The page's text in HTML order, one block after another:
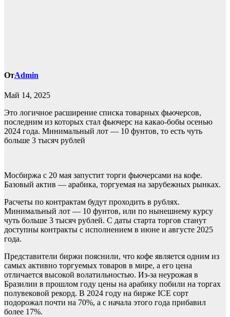
ОтAdmin
Май 14, 2025
Это логичное расширение списка товарных фьючерсов,
последним из которых стал фьючерс на какао-бобы осенью
2024 года. Минимальный лот — 10 фунтов, то есть чуть
больше 3 тысяч рублей
Мосбиржа с 20 мая запустит торги фьючерсами на кофе.
Базовый актив — арабика, торгуемая на зарубежных рынках.
Расчеты по контрактам будут проходить в рублях.
Минимальный лот — 10 фунтов, или по нынешнему курсу
чуть больше 3 тысяч рублей. С даты старта торгов станут
доступны контракты с исполнением в июне и августе 2025
года.
Представители биржи пояснили, что кофе является одним из
самых активно торгуемых товаров в мире, а его цена
отличается высокой волатильностью. Из-за неурожая в
Бразилии в прошлом году цены на арабику побили на торгах
полувековой рекорд. В 2024 году на бирже ICE сорт
подорожал почти на 70%, а с начала этого года прибавил
более 17%.